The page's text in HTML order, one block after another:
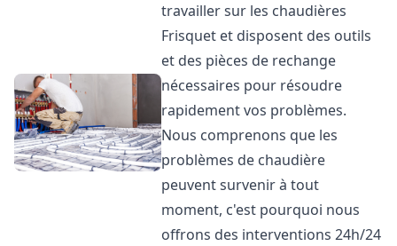
travailler sur les chaudières
Frisquet et disposent des outils
et des pièces de rechange
nécessaires pour résoudre
rapidement vos problèmes.
Nous comprenons que les
problèmes de chaudière
peuvent survenir à tout
moment, c'est pourquoi nous
offrons des interventions 24h/24